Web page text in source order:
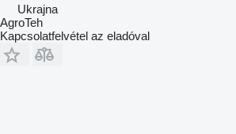
Ukrajna
AgroTeh
Kapcsolatfelvétel az eladóval